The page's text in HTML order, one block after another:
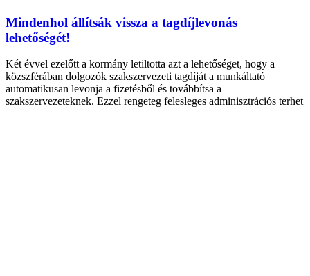
Mindenhol állítsák vissza a tagdíjlevonás
lehetőségét!
Két évvel ezelőtt a kormány letiltotta azt a lehetőséget, hogy a
közszférában dolgozók szakszervezeti tagdíját a munkáltató
automatikusan levonja a fizetésből és továbbítsa a
szakszervezeteknek. Ezzel rengeteg felesleges adminisztrációs terhet